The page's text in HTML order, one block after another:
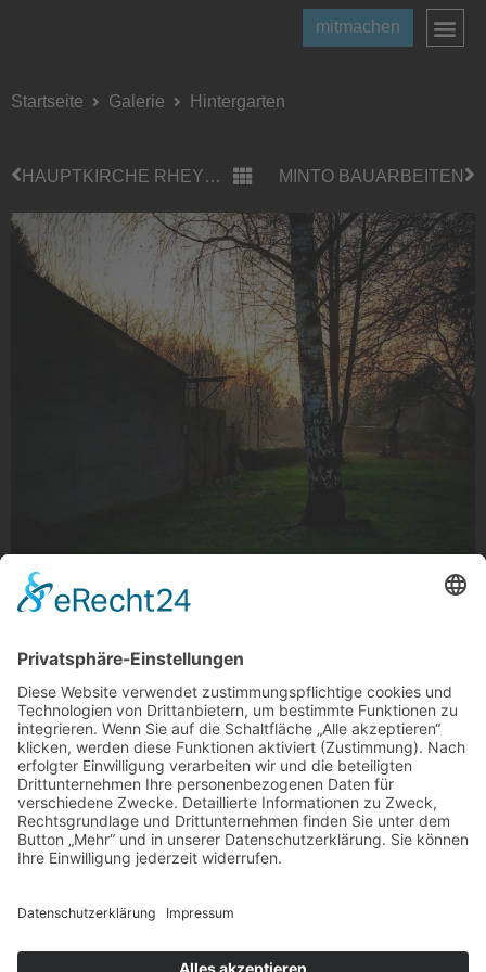
mitmachen
Startseite Galerie Hintergarten
HAUPTKIRCHE RHEYDT MINTO BAUARBEITEN
Hintergarten
Hintergarten
Foto: kodiskram via Instagram